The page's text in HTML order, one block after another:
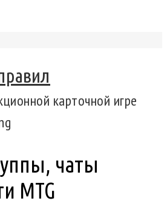
карточной игре
чаты
MTG